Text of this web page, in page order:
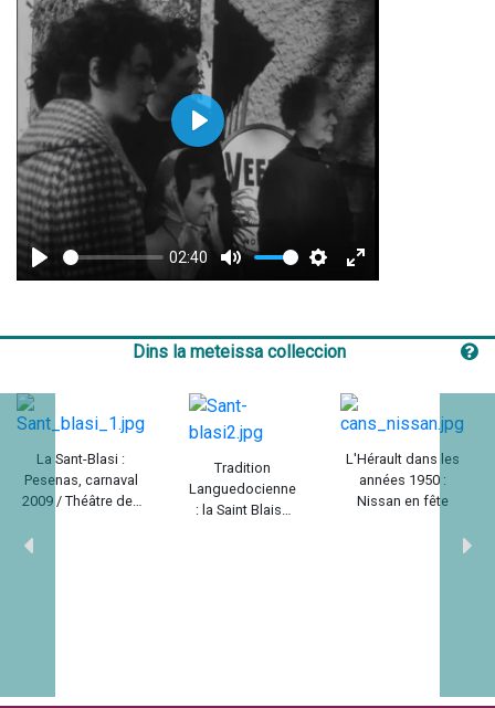
Play
02:40
Mute Settings
Enter
Play
Dins la meteissa colleccion
La Sant-Blasi :
Pesenas, carnaval
2009 / Théâtre des
Tradition
Languedocienne
: la Saint Blaise
L'Hérault dans les
années 1950 :
Nissan en fête